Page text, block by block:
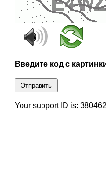
Введите код с
Отправить
Your support ID is: